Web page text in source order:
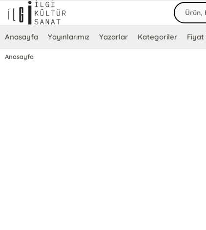
Anasayfa Yayınlarımız Yazarlar Kategoriler Fiyat
Anasayfa